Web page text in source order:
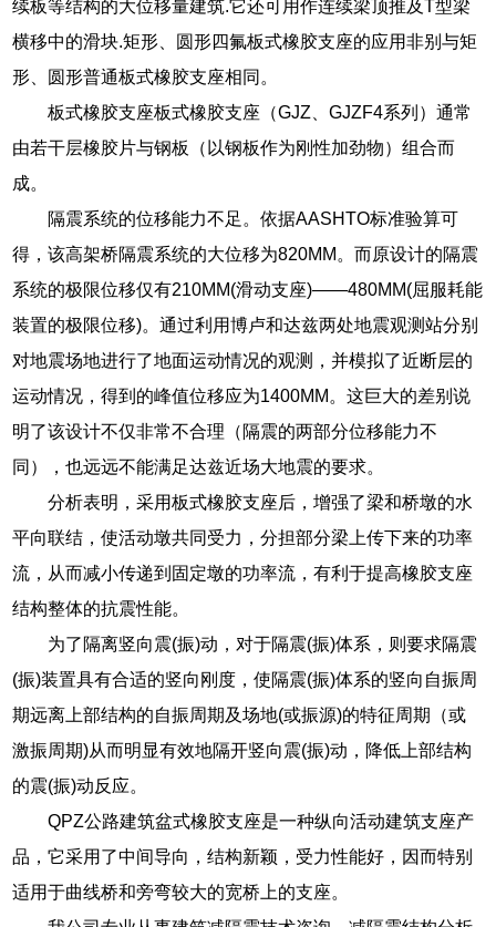
续板等结构的大位移量建筑.它还可用作连续梁顶推及T型梁
横移中的滑块.矩形、圆形四氟板式橡胶支座的应用非别与矩
形、圆形普通板式橡胶支座相同。
板式橡胶支座板式橡胶支座（GJZ、GJZF4系列）通常
由若干层橡胶片与钢板（以钢板作为刚性加劲物）组合而
成。
隔震系统的位移能力不足。依据AASHTO标准验算可
得，该高架桥隔震系统的大位移为820MM。而原设计的隔震
系统的极限位移仅有210MM(滑动支座)——480MM(屈服耗能
装置的极限位移)。通过利用博卢和达兹两处地震观测站分别
对地震场地进行了地面运动情况的观测，并模拟了近断层的
运动情况，得到的峰值位移应为1400MM。这巨大的差别说
明了该设计不仅非常不合理（隔震的两部分位移能力不
同），也远远不能满足达兹近场大地震的要求。
分析表明，采用板式橡胶支座后，增强了梁和桥墩的水
平向联结，使活动墩共同受力，分担部分梁上传下来的功率
流，从而减小传递到固定墩的功率流，有利于提高橡胶支座
结构整体的抗震性能。
为了隔离竖向震(振)动，对于隔震(振)体系，则要求隔震
(振)装置具有合适的竖向刚度，使隔震(振)体系的竖向自振周
期远离上部结构的自振周期及场地(或振源)的特征周期（或
激振周期)从而明显有效地隔开竖向震(振)动，降低上部结构
的震(振)动反应。
QPZ公路建筑盆式橡胶支座是一种纵向活动建筑支座产
品，它采用了中间导向，结构新颖，受力性能好，因而特别
适用于曲线桥和旁弯较大的宽桥上的支座。